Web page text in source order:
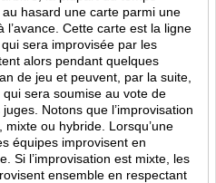
hasard une carte parmi une
Cette carte est la ligne
sera improvisée par les
alors pendant quelques
de jeu et peuvent, par la suite,
sera soumise au vote de
Notons que l’improvisation
ou hybride. Lorsqu’une
équipes improvisent en
Si l’improvisation est mixte, les
ensemble en respectant